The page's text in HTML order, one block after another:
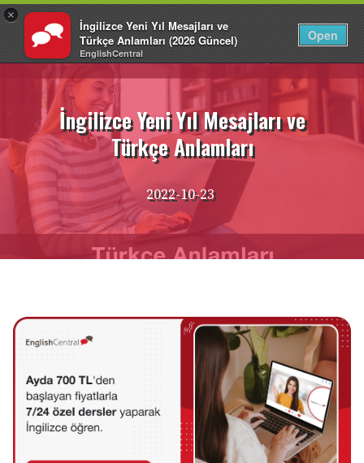
×
İngilizce Yeni Yıl Mesajları ve
Türkçe Anlamları (2026 Güncel)
EnglishCentral
Open
Giriş Yap TR
İçeriğe
İngilizce Yeni Yıl Mesajları ve
Türkçe Anlamları
2022-10-23